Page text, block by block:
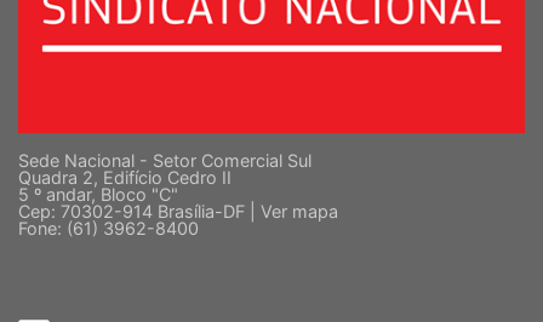
Sede Nacional - Setor Comercial Sul
Quadra 2, Edifício Cedro II
5 º andar, Bloco "C"
Cep: 70302-914 Brasília-DF | Ver mapa
Fone: (61) 3962-8400